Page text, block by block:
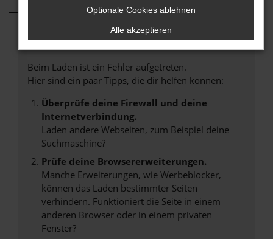
Fehler: Network Error
Beim Laden ist ein Fehler aufgetreten.
Hier sind ein paar Tipps, die dir helfen können:
Überprüfe deine Firewall und deine
Internetverbindung.
Laden andere Webseiten, zum Beispiel deine
Suchmaschine?
Prüfe deine Browsererweiterungen.
Manche Erweiterungen, wie Werbeblocker,
können das Laden bestimmter Seiten
verhindern. Funktioniert die Seite in einem
anderen Browser oder in einem privaten
Fenster?
Optionale Cookies ablehnen
Alle akzeptieren